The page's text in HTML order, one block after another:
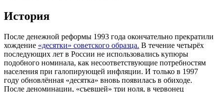
История
После денежной реформы 1993 года окончательно прекратили
хождение «десятки» советского образца. В течение четырёх
последующих лет в России не использовались купюры
подобного номинала, как несоответствующие потребностям
населения при галопирующей инфляции. И только в 1997
году обновлённая «десятка» вновь появилась в обиходе.
После деноминации, «съевшей» три ноля, в червонец